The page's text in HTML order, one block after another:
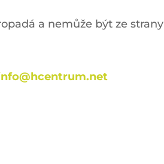
a nemůže být ze strany